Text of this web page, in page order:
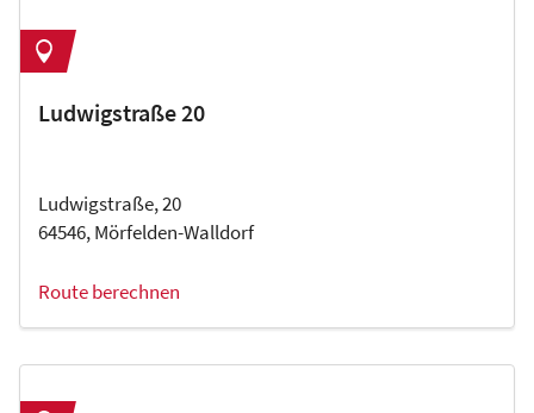
Ludwigstraße 20
Ludwigstraße, 20
64546, Mörfelden-Walldorf
Route berechnen